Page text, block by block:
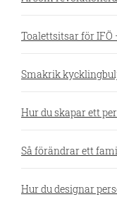
Toalettsitsar för
Smakrik
Hur du skapar ett
Så förändrar ett
Hur du designar